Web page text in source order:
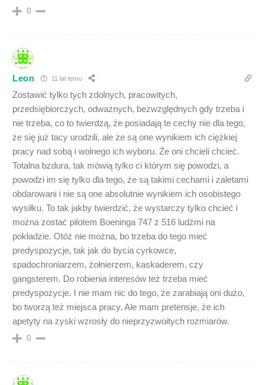
0
Leon 11 lat temu
Zostawić tylko tych zdolnych, pracowitych,
przedsiębiorczych, odważnych, bezwzględnych gdy trzeba i
nie trzeba, co to twierdzą, że posiadają te cechy nie dla tego,
że się już tacy urodzili, ale że są one wynikiem ich ciężkiej
pracy nad sobą i wolnego ich wyboru. Że oni chcieli chcieć.
Totalna bzdura, tak mówią tylko ci którym się powodzi, a
powodzi im się tylko dla tego, że są takimi cechami i zaletami
obdarowani i nie są one absolutnie wynikiem ich osobistego
wysiłku. To tak jakby twierdzić, że wystarczy tylko chcieć i
można zostać pilotem Boeninga 747 z 516 ludźmi na
pokładzie. Otóż nie można, bo trzeba do tego mieć
predyspozycje, tak jak do bycia cyrkowce,
spadochroniarzem, żołnierzem, kaskaderem, czy
gangsterem. Do robienia interesów też trzeba mieć
predyspozycje. I nie mam nic do tego, że zarabiają oni dużo,
bo tworzą też miejsca pracy. Ale mam pretensje, że ich
apetyty na zyski wzrosły do nieprzyzwoitych rozmiarów.
0